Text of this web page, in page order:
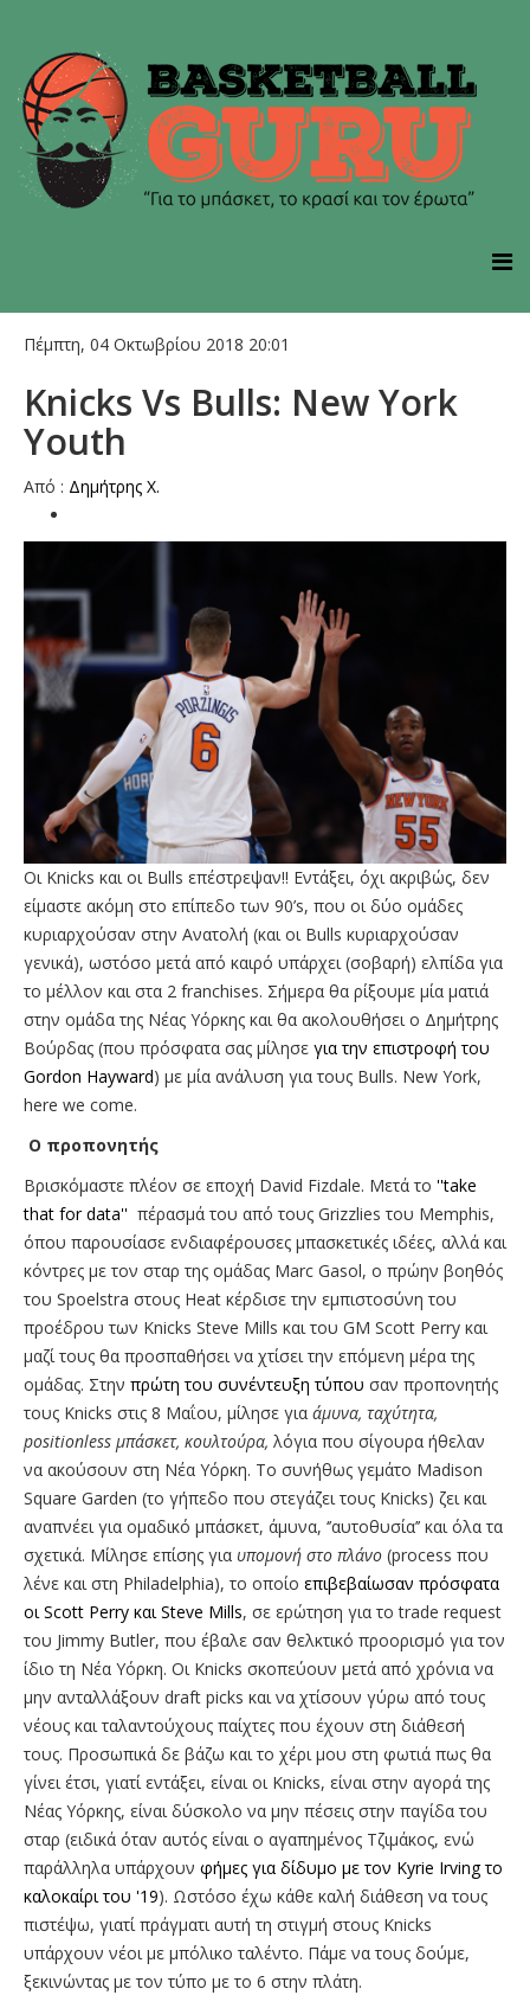
Πέμπτη, 04 Οκτωβρίου 2018 20:01
Knicks Vs Bulls: New York
Υouth
Από : Δημήτρης Χ.
Οι Knicks και οι Bulls επέστρεψαν!! Εντάξει, όχι ακριβώς, δεν
είμαστε ακόμη στο επίπεδο των 90’s, που οι δύο ομάδες
κυριαρχούσαν στην Ανατολή (και οι Bulls κυριαρχούσαν
γενικά), ωστόσο μετά από καιρό υπάρχει (σοβαρή) ελπίδα για
το μέλλον και στα 2 franchises. Σήμερα θα ρίξουμε μία ματιά
στην ομάδα της Νέας Υόρκης και θα ακολουθήσει ο Δημήτρης
Βούρδας (που πρόσφατα σας μίλησε για την επιστροφή του
Gordon Hayward) με μία ανάλυση για τους Bulls. New York,
here we come.
O προπονητής
Βρισκόμαστε πλέον σε εποχή David Fizdale. Μετά το ''take
that for data'' πέρασμά του από τους Grizzlies του Memphis,
όπου παρουσίασε ενδιαφέρουσες μπασκετικές ιδέες, αλλά και
κόντρες με τον σταρ της ομάδας Marc Gasol, o πρώην βοηθός
του Spoelstra στους Heat κέρδισε την εμπιστοσύνη του
προέδρου των Knicks Steve Mills και του GM Scott Perry και
μαζί τους θα προσπαθήσει να χτίσει την επόμενη μέρα της
ομάδας. Στην πρώτη του συνέντευξη τύπου σαν προπονητής
τους Knicks στις 8 Μαΐου, μίλησε για άμυνα, ταχύτητα,
positionless μπάσκετ, κουλτούρα, λόγια που σίγουρα ήθελαν
να ακούσουν στη Νέα Υόρκη. Το συνήθως γεμάτο Madison
Square Garden (το γήπεδο που στεγάζει τους Knicks) ζει και
αναπνέει για ομαδικό μπάσκετ, άμυνα, ‘’αυτοθυσία’’ και όλα τα
σχετικά. Μίλησε επίσης για υπομονή στο πλάνο (process που
λένε και στη Philadelphia), το οποίο επιβεβαίωσαν πρόσφατα
οι Scott Perry και Steve Mills, σε ερώτηση για το trade request
του Jimmy Butler, που έβαλε σαν θελκτικό προορισμό για τον
ίδιο τη Νέα Υόρκη. Οι Knicks σκοπεύουν μετά από χρόνια να
μην ανταλλάξουν draft picks και να χτίσουν γύρω από τους
νέους και ταλαντούχους παίχτες που έχουν στη διάθεσή
τους. Προσωπικά δε βάζω και το χέρι μου στη φωτιά πως θα
γίνει έτσι, γιατί εντάξει, είναι οι Knicks, είναι στην αγορά της
Νέας Υόρκης, είναι δύσκολο να μην πέσεις στην παγίδα του
σταρ (ειδικά όταν αυτός είναι ο αγαπημένος Τζιμάκος, ενώ
παράλληλα υπάρχουν φήμες για δίδυμο με τον Kyrie Irving το
καλοκαίρι του '19). Ωστόσο έχω κάθε καλή διάθεση να τους
πιστέψω, γιατί πράγματι αυτή τη στιγμή στους Knicks
υπάρχουν νέοι με μπόλικο ταλέντο. Πάμε να τους δούμε,
ξεκινώντας με τον τύπο με το 6 στην πλάτη.